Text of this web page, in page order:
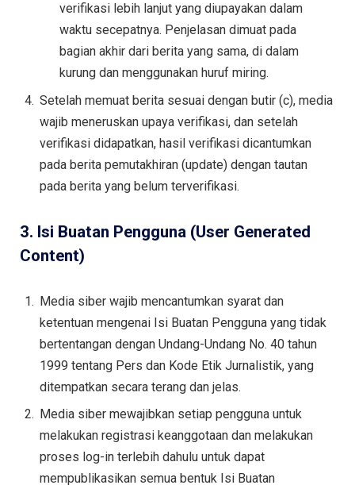
verifikasi lebih lanjut yang diupayakan dalam
waktu secepatnya. Penjelasan dimuat pada
bagian akhir dari berita yang sama, di dalam
kurung dan menggunakan huruf miring.
Setelah memuat berita sesuai dengan butir (c), media
wajib meneruskan upaya verifikasi, dan setelah
verifikasi didapatkan, hasil verifikasi dicantumkan
pada berita pemutakhiran (update) dengan tautan
pada berita yang belum terverifikasi.
3. Isi Buatan Pengguna (User Generated
Content)
Media siber wajib mencantumkan syarat dan
ketentuan mengenai Isi Buatan Pengguna yang tidak
bertentangan dengan Undang-Undang No. 40 tahun
1999 tentang Pers dan Kode Etik Jurnalistik, yang
ditempatkan secara terang dan jelas.
Media siber mewajibkan setiap pengguna untuk
melakukan registrasi keanggotaan dan melakukan
proses log-in terlebih dahulu untuk dapat
mempublikasikan semua bentuk Isi Buatan